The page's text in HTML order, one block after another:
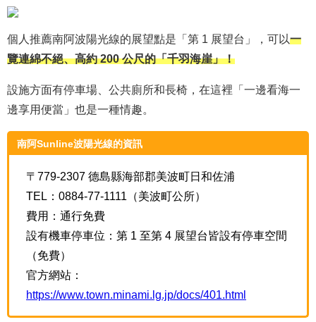
個人推薦南阿波陽光線的展望點是「第 1 展望台」，可以一
覽連綿不絕、高約 200 公尺的「千羽海崖」！
設施方面有停車場、公共廁所和長椅，在這裡「一邊看海一
邊享用便當」也是一種情趣。
南阿Sunline波陽光線的資訊
〒779-2307 德島縣海部郡美波町日和佐浦
TEL：0884-77-1111（美波町公所）
費用：通行免費
設有機車停車位：第 1 至第 4 展望台皆設有停車空間
（免費）
官方網站：
https://www.town.minami.lg.jp/docs/401.html